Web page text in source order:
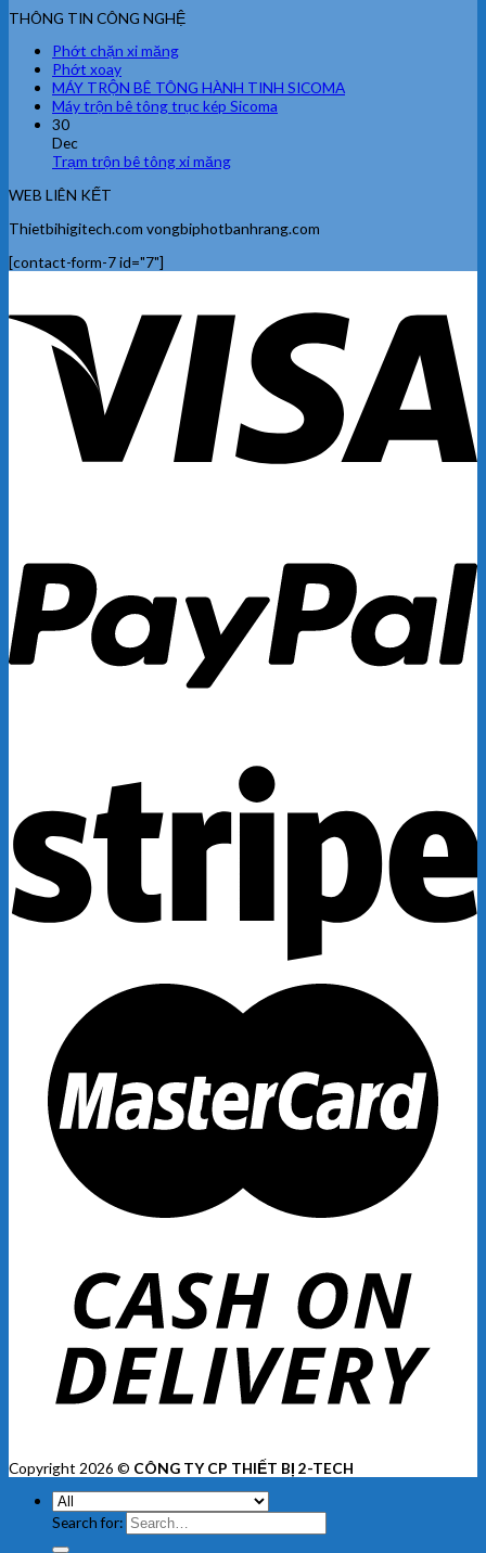
THÔNG TIN CÔNG NGHỆ
Phớt chặn xi măng
Phớt xoay
MÁY TRỘN BÊ TÔNG HÀNH TINH SICOMA
Máy trộn bê tông trục kép Sicoma
30
Dec
Trạm trộn bê tông xi măng
WEB LIÊN KẾT
Thietbihigitech.com vongbiphotbanhrang.com
[contact-form-7 id="7"]
Copyright 2026 © CÔNG TY CP THIẾT BỊ 2-TECH
Search for: